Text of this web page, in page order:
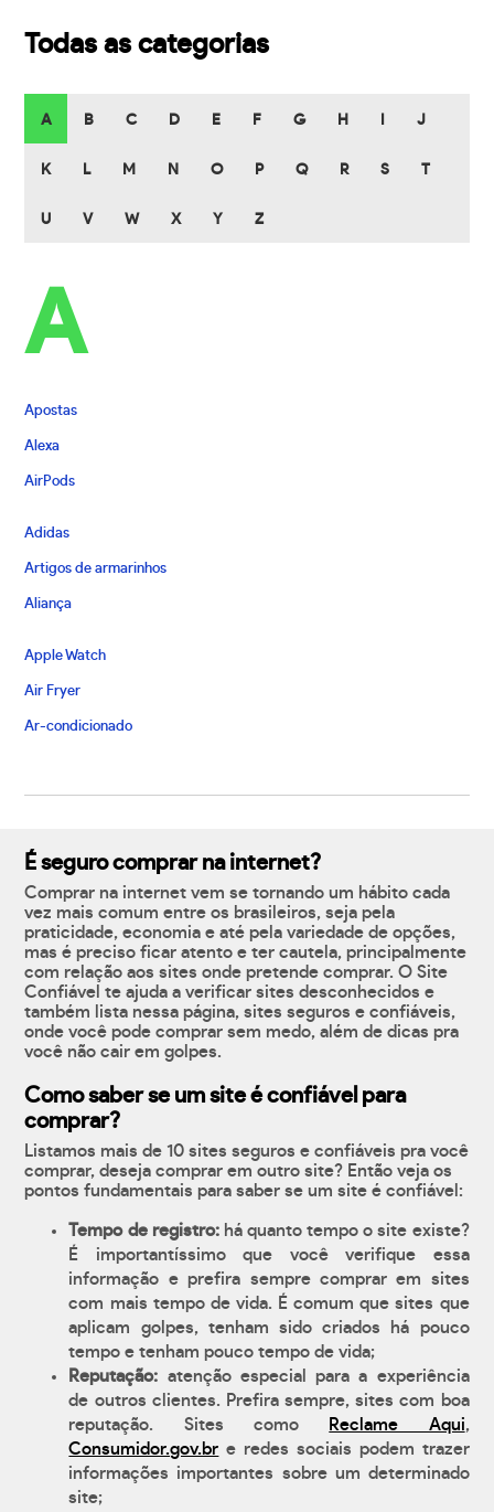
Todas as categorias
A B C D E F G H J
K L M N O P Q R S T
U V W X Y Z
A
Apostas
Alexa
AirPods
Adidas
Artigos de armarinhos
Aliança
Apple Watch
Air Fryer
Ar-condicionado
É seguro comprar na internet?
Comprar na internet vem se tornando um hábito cada
vez mais comum entre os brasileiros, seja pela
praticidade, economia e até pela variedade de opções,
mas é preciso ficar atento e ter cautela, principalmente
com relação aos sites onde pretende comprar. O Site
Confiável te ajuda a verificar sites desconhecidos e
também lista nessa página, sites seguros e confiáveis,
onde você pode comprar sem medo, além de dicas pra
você não cair em golpes.
Como saber se um site é confiável para
comprar?
Listamos mais de 10 sites seguros e confiáveis pra você
comprar, deseja comprar em outro site? Então veja os
pontos fundamentais para saber se um site é confiável:
Tempo de registro:há quanto tempo o site existe?
É importantíssimo que você verifique essa
informação e prefira sempre comprar em sites
com mais tempo de vida. É comum que sites que
aplicam golpes, tenham sido criados há pouco
tempo e tenham pouco tempo de vida;
Reputação: atenção especial para a experiência
de outros clientes. Prefira sempre, sites com boa
reputação. Sites como
Reclame Aqui,
Consumidor.gov.br e redes sociais podem trazer
informações importantes sobre um determinado
site;